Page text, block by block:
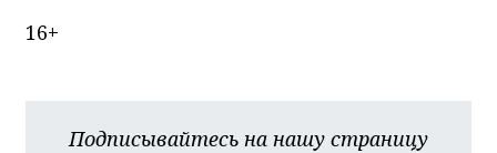
16+
Подписывайтесь на нашу страницу